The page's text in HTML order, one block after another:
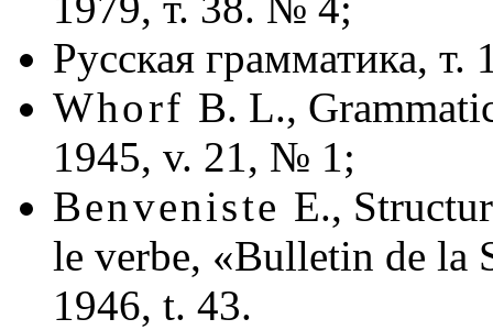
Русская грамматика,
Whorf B. L.,
1945, v. 21, № 1;
Benveniste E.,
le verbe, «Bulletin de la
1946, t. 43.